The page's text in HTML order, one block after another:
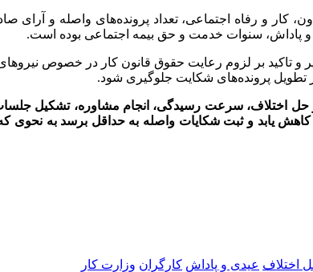
و تاکید بر لزوم رعایت حقوق قانون کار در خصوص
تطویل پرونده‌های شکایت جلوگیری شود.
و حل اختلاف، سرعت رسیدگی، انجام مشاوره، تشکیل
یابد و ثبت شکایات واصله به حداقل برسد به
اختلاف عیدی و پاداش کارگران وزارت کار